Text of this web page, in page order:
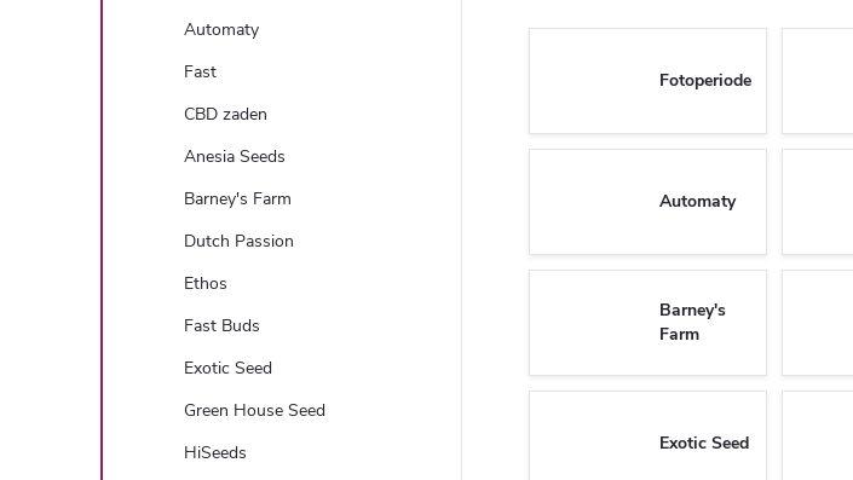
Automaty
Fast
CBD zaden
Anesia Seeds
Barney's Farm
Dutch Passion
Ethos
Fast Buds
Exotic Seed
Green House Seed
HiSeeds
Fotoperiode
Automaty
Barney's
Farm
Exotic Seed